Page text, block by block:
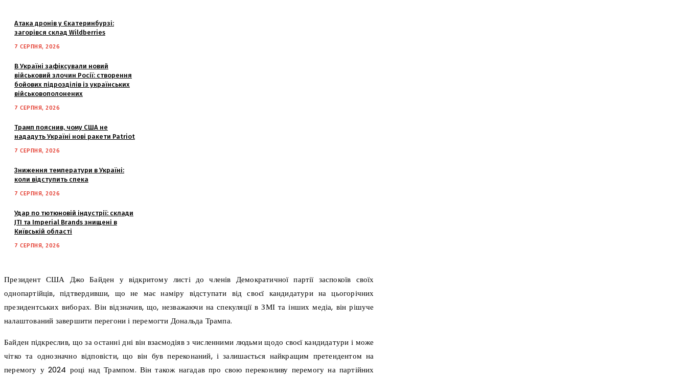
Атака дронів у Єкатеринбурзі:
загорівся склад Wildberries
7 СЕРПНЯ, 2026
В Україні зафіксували новий
військовий злочин Росії: створення
бойових підрозділів із українських
військовополонених
7 СЕРПНЯ, 2026
Трамп пояснив, чому США не
нададуть Україні нові ракети Patriot
7 СЕРПНЯ, 2026
Зниження температури в Україні:
коли відступить спека
7 СЕРПНЯ, 2026
Удар по тютюновій індустрії: склади
JTI та Imperial Brands знищені в
Київській області
7 СЕРПНЯ, 2026
Президент США Джо Байден у відкритому листі до членів Демократичної партії заспокоїв своїх
однопартійців, підтвердивши, що не має наміру відступати від своєї кандидатури на цьогорічних
президентських виборах. Він відзначив, що, незважаючи на спекуляції в ЗМІ та інших медіа, він рішуче
налаштований завершити перегони і перемогти Дональда Трампа.
Байден підкреслив, що за останні дні він взаємодіяв з численними людьми щодо своєї кандидатури і може
чітко та однозначно відповісти, що він був переконаний, і залишається найкращим претендентом на
перемогу у 2024 році над Трампом. Він також нагадав про свою переконливу перемогу на партійних